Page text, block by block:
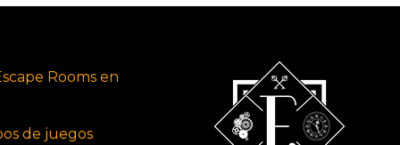
Rooms en
de juegos